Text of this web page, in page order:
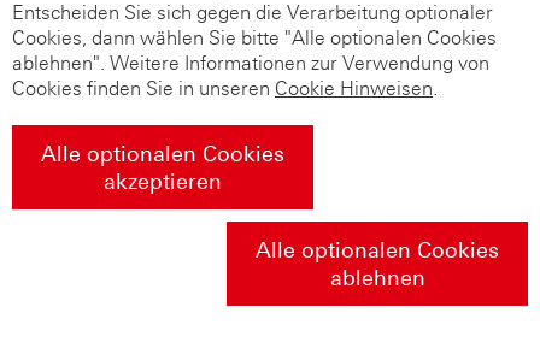
Entscheiden Sie sich gegen die Verarbeitung optionaler
Cookies, dann wählen Sie bitte "Alle optionalen Cookies
ablehnen". Weitere Informationen zur Verwendung von
Cookies finden Sie in unseren Cookie Hinweisen.
Alle optionalen Cookies
akzeptieren
Alle optionalen Cookies
ablehnen